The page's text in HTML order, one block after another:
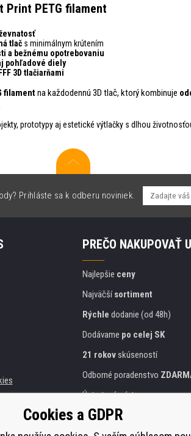
Print PETG filament
tlač s minimálnym krútením
a bežnému opotrebovaniu
pohľadové diely
3D tlačiarňami
filamentna každodennú 3D tlač, ktorý kombinuje
prototypy aj estetické výtlačky s dlhou
Prihláste sa k odberu noviniek.
PREČO NAKUPOVAŤ
Najlepšie ceny
Najväčšísortiment
Rýchle dodanie (od 48h)
Dodávame po celej SK
21 rokovskúseností
Odborné poradenstvo
Ústretový prístup
Zlatýcertifikát
Cookies a GDPR